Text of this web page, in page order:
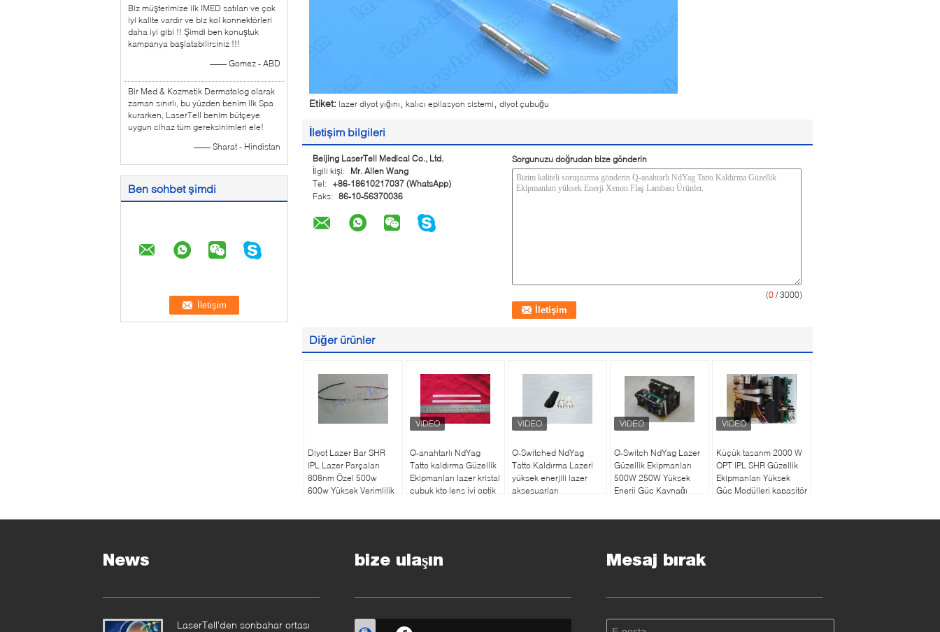
Biz müşterimize ilk IMED satılan ve çok
iyi kalite vardır ve biz kol konnektörleri
daha iyi gibi !! Şimdi ben konuştuk
kampanya başlatabilirsiniz !!!
—— Gomez - ABD
Bir Med & Kozmetik Dermatolog olarak
zaman sınırlı, bu yüzden benim ilk Spa
kurarken, LaserTell benim bütçeye
uygun cihaz tüm gereksinimleri ele!
—— Sharat - Hindistan
Ben sohbet şimdi
Etiket: lazer diyot yığını kalıcı epilasyon sistemi diyot çubuğu
İletişim bilgileri
Beijing LaserTell Medical Co., Ltd.
İlgili kişi:
Mr. Allen Wang
Tel:
+86-18610217037 (WhatsApp)
Faks: 86-10-56370036
Sorgunuzu doğrudan bize gönderin
(0 / 3000)
Diğer ürünler
Diyot Lazer Bar SHR
IPL Lazer Parçaları
808nm Özel 500w
600w Yüksek Verimlilik
Q-anahtarlı NdYag
Tatto kaldırma Güzellik
Ekipmanları lazer kristal
çubuk ktp lens iyi optik
Q-Switched NdYag
Tatto Kaldırma Lazeri
yüksek enerjili lazer
aksesuarları
Q-Switch NdYag Lazer
Güzellik Ekipmanları
500W 250W Yüksek
Enerji Güç Kaynağı
Küçük tasarım 2000 W
OPT IPL SHR Güzellik
Ekipmanları Yüksek
Güç Modülleri kapasitör
News
LaserTell'den sonbahar ortası
bize ulaşın Mesaj bırak